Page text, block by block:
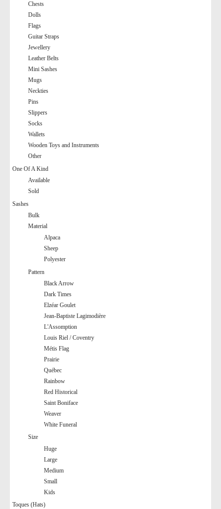
Chests
Dolls
Flags
Guitar Straps
Jewellery
Leather Belts
Mini Sashes
Mugs
Neckties
Pins
Slippers
Socks
Wallets
Wooden Toys and Instruments
Other
One Of A Kind
Available
Sold
Sashes
Bulk
Material
Alpaca
Sheep
Polyester
Pattern
Black Arrow
Dark Times
Elzéar Goulet
Jean-Baptiste Lagimodière
L'Assomption
Louis Riel / Coventry
Métis Flag
Prairie
Québec
Rainbow
Red Historical
Saint Boniface
Weaver
White Funeral
Size
Huge
Large
Medium
Small
Kids
Toques (Hats)